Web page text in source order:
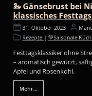
🦢 Gänsebrust bei
klassisches
31. Oktober 2023
Rezepte | 💚Saisonale
Festtagsklassiker ohne
– aromatisch gewürzt,
Apfel und Rosenkohl.
Mehr...